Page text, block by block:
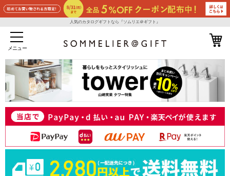
人気のカタログギフトなら『ソムリエ＠ギフト』
メニュー